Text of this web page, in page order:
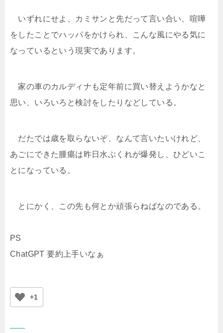
いずれにせよ、カミサンと先だって言い合い、喧嘩
をしたことでハッパをかけられ、こんな風にやる気に
なっているという現実であります。
家の車のカルディナも定年前に買い替えようかなと
思い、いろいろと検討をしたりなどしている。
だたでは歳を取らないぞ、なんて言いたいけれど、
あごにできた腫瘍は昨日水ぶくれが爆発し、ひどいこ
とになっている。
とにかく、この先も何とか頑張らねばなのである。
PS
ChatGPT 要約上手いなぁ
+1